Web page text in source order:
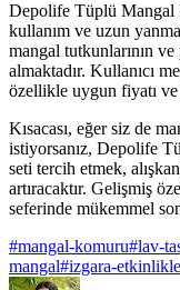
Depolife Tüplü Mangal
kullanım ve uzun
mangal tutkunlarının
almaktadır. Kullanıcı
özellikle uygun fiyatı
Kısacası, eğer siz de
istiyorsanız, Depolife
seti tercih etmek,
artıracaktır. Gelişmiş
seferinde mükemmel
#mangal-komuru#lav-
mangal#izgara-